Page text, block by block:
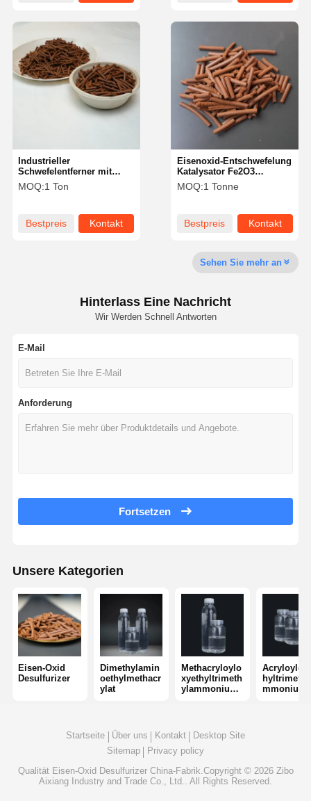
Über Uns
Fabrik Tour
Qualitätskont
Rolle
Nachrichten Alle Fälle
Eisen-Oxid Desulfurizer
Dimethylaminoethylmethacrylat
Methacryloyloxyethyltrimethylammoniumchlorid
Acryloyloxyethyltrimethylammoniumchlorid
Zusammengesetzte Düngemittel Langsam freisetzendes Schutzmittel
Hochtemperatur-Sedimentationsmittel
Verbrennungsmittel
Eisenoxid-Entschwefelung
Katalysator Fe2O3
Wirksame Entfernung von
Schwefelwasserstoff und
MOQ:1 Tonne
Bestpreis Kontakt
Industrieller
Schwefelentferner mit
einer
Schwefelentfernungseffizienz
Betriebstemperaturen von
500 °C in mittleren
MOQ:1 Ton
Bestpreis Kontakt
Sehen Sie mehr an
Hinterlass Eine Nachricht
Wir Werden Schnell Antworten
E-Mail
Anforderung
Fortsetzen
Unsere Kategorien
Eisen-Oxid
Desulfurizer
Dimethylamin
oethylmethacr
ylat
Methacryloylo
xyethyltrimeth
ylammoniumc
Startseite Über uns Kontakt
Desktop Site
Sitemap
Privacy policy
Qualität Eisen-Oxid DesulfurizerChina-Fabrik.Copyright © 2026 Zibo
Aixiang Industry and Trade Co., Ltd.. All Rights Reserved.